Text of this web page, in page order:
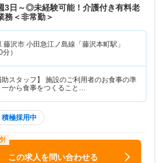
3日～◎未経験可能！介護付き有料老
務＜非常勤＞
藤沢市 小田急江ノ島線「藤沢本町駅」
分）
助スタッフ】 施設のご利用者のお食事の準
一から食事をつくること…
積極採用中
この求人を問い合わせる